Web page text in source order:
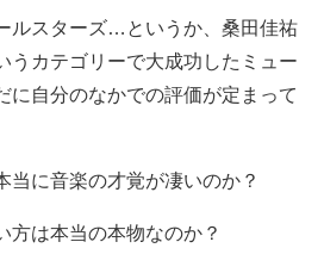
ルスターズ…というか、桑田佳祐
うカテゴリーで大成功したミュー
に自分のなかでの評価が定まって
当に音楽の才覚が凄いのか？
方は本当の本物なのか？